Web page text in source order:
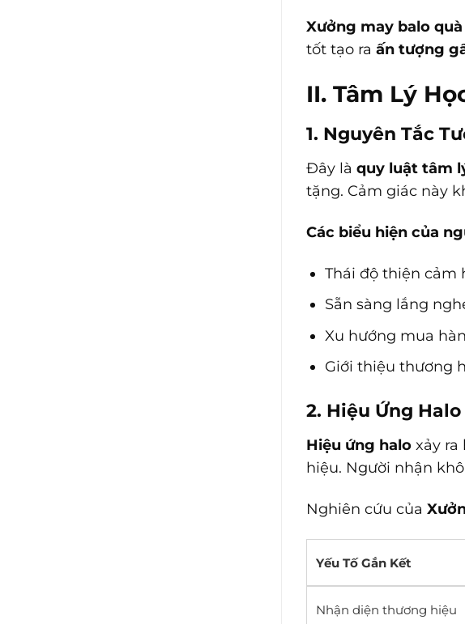
Xưởng may balo
tốt tạo ra ấn tượng
II. Tâm Lý
1. Nguyên Tắc
Đây là quy luật tâm
tặng. Cảm giác này
Các biểu hiện của
Thái độ thiện cảm
Sẵn sàng lắng
Xu hướng mua
Giới thiệu thương
2. Hiệu Ứng
Hiệu ứng halo xảy ra
hiệu. Người nhận
Nghiên cứu của
Yếu Tố Gắn Kết
Nhận diện thương hiệu